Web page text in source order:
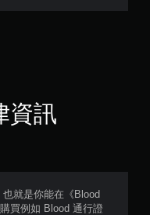
資訊
就是你能在《Blood
買例如 Blood 通行證